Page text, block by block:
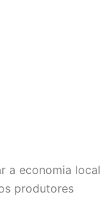
a economia local
produtores